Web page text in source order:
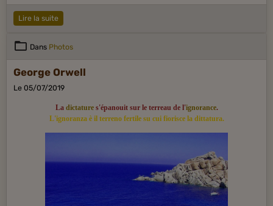
Lire la suite
Dans Photos
George Orwell
Le 05/07/2019
La dictatures'épanouit sur le terreau de l'ignorance.
L'ignoranza è il terreno fertile su cui fiorisce la dittatura.